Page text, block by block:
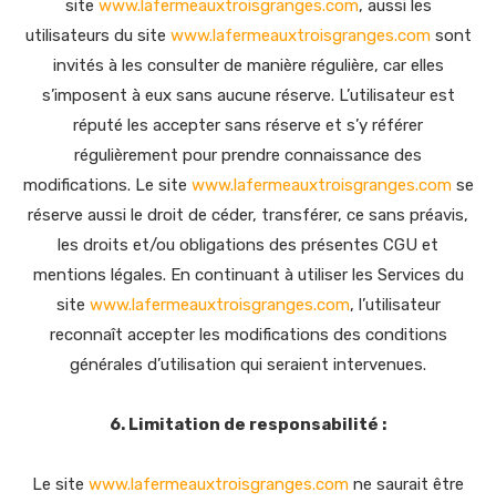
site www.lafermeauxtroisgranges.com, aussi les
utilisateurs du site www.lafermeauxtroisgranges.comsont
invités à les consulter de manière régulière, car elles
s’imposent à eux sans aucune réserve. L’utilisateur est
réputé les accepter sans réserve et s’y référer
régulièrement pour prendre connaissance des
modifications. Le site www.lafermeauxtroisgranges.comse
réserve aussi le droit de céder, transférer, ce sans préavis,
les droits et/ou obligations des présentes CGU et
mentions légales. En continuant à utiliser les Services du
site www.lafermeauxtroisgranges.com, l’utilisateur
reconnaît accepter les modifications des conditions
générales d’utilisation qui seraient intervenues.
6. Limitation de responsabilité :
Le site www.lafermeauxtroisgranges.com ne saurait être